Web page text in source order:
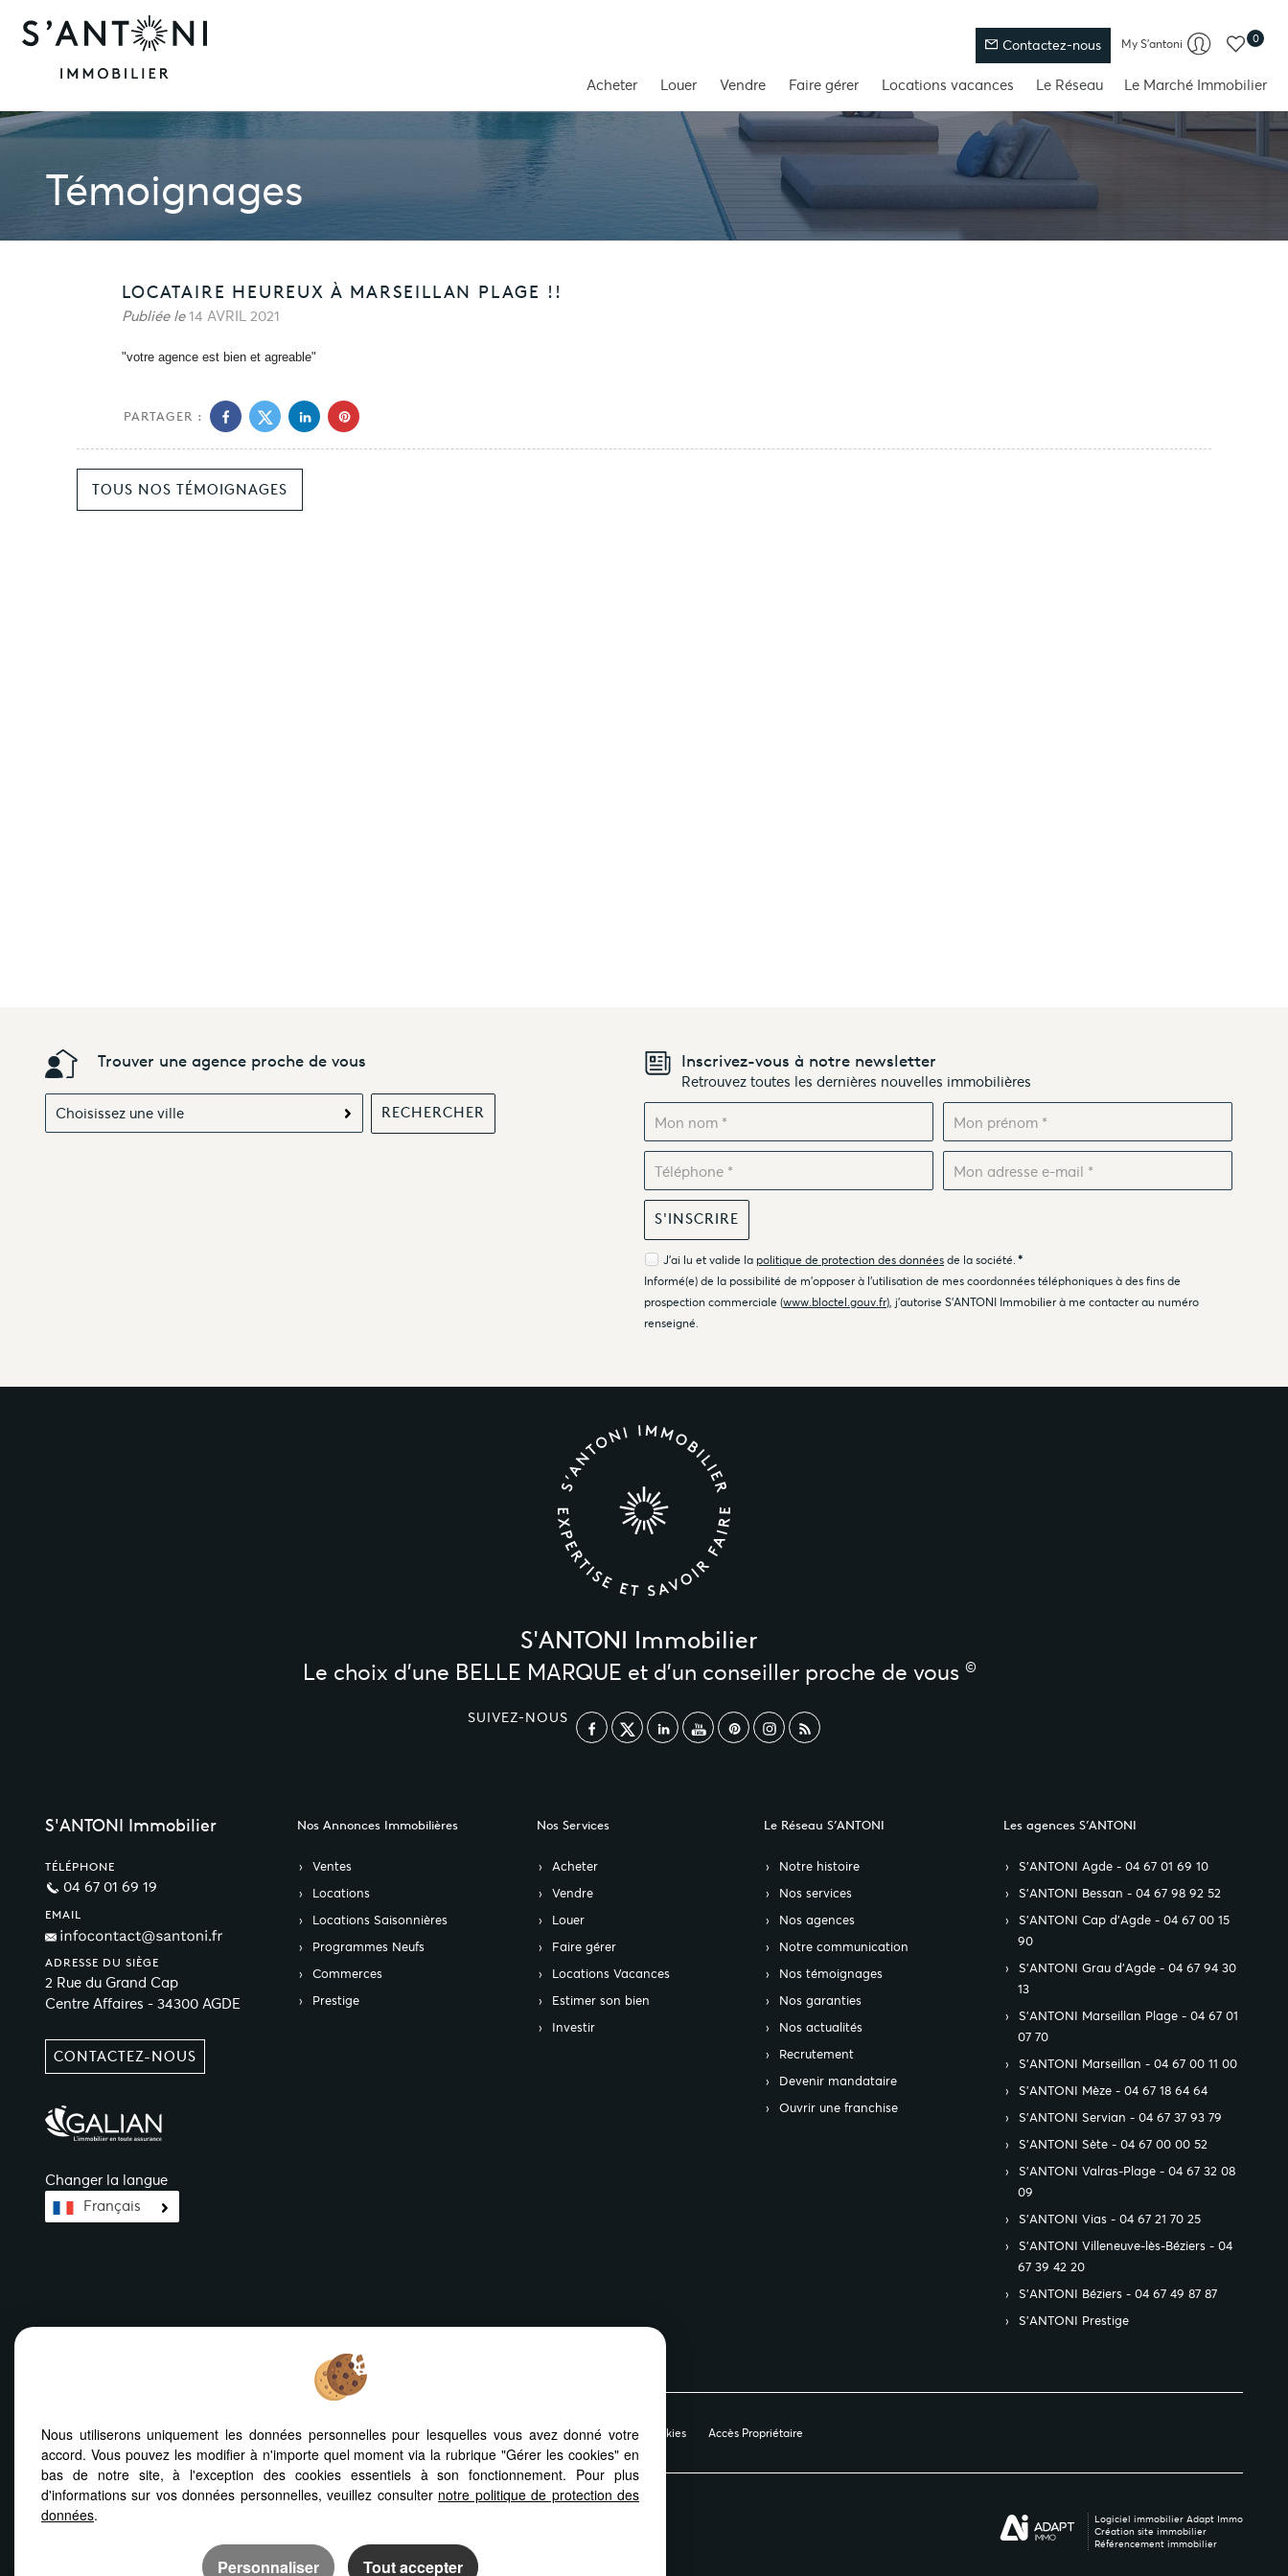
Acheter Louer Vendre Faire gérer Locations vacances Le Réseau Le Marché Immobilier
Contactez-nous My S'antoni 0
Témoignages
LOCATAIRE HEUREUX À MARSEILLAN PLAGE !!
Publiée le14 AVRIL 2021
"votre agence est bien et agreable"
PARTAGER :
TOUS NOS TÉMOIGNAGES
Trouver une agence proche de vous
Choisissez une ville
Inscrivez-vous à notre newsletter
Retrouvez toutes les dernières nouvelles immobilières
J'ai lu et valide la politique de protection des données de la société. *
Informé(e) de la possibilité de m'opposer à l'utilisation de mes coordonnées téléphoniques à des fins de
prospection commerciale (www.bloctel.gouv.fr), j'autorise S'ANTONI Immobilier à me contacter au numéro
renseigné.
S'ANTONI Immobilier
Le choix d’une BELLE MARQUE et d’un conseiller proche de vous ©
SUIVEZ-NOUS
S'ANTONI Immobilier
TÉLÉPHONE
04 67 01 69 19
EMAIL
ADRESSE DU SIÈGE
2 Rue du Grand Cap
Centre Affaires - 34300 AGDE
CONTACTEZ-NOUS
Changer la langue
Français
Nos Annonces Immobilières
Ventes
Locations
Locations Saisonnières
Programmes Neufs
Commerces
Prestige
Nos Services
Acheter
Vendre
Louer
Faire gérer
Locations Vacances
Estimer son bien
Investir
Le Réseau S’ANTONI
Notre histoire
Nos services
Nos agences
Notre communication
Nos témoignages
Nos garanties
Nos actualités
Recrutement
Devenir mandataire
Ouvrir une franchise
Les agences S’ANTONI
S’ANTONI Agde - 04 67 01 69 10
S’ANTONI Bessan - 04 67 98 92 52
S’ANTONI Cap d'Agde - 04 67 00 15
90
S’ANTONI Grau d'Agde - 04 67 94 30
13
S’ANTONI Marseillan Plage - 04 67 01
07 70
S’ANTONI Marseillan - 04 67 00 11 00
S’ANTONI Mèze - 04 67 18 64 64
S’ANTONI Servian - 04 67 37 93 79
S’ANTONI Sète - 04 67 00 00 52
S’ANTONI Valras-Plage - 04 67 32 08
09
S’ANTONI Vias - 04 67 21 70 25
S’ANTONI Villeneuve-lès-Béziers - 04
67 39 42 20
S’ANTONI Béziers - 04 67 49 87 87
S’ANTONI Prestige
Mentions Légales Notre barème d'honoraires Plan Politique de protection des données Gérer les cookies Accès Propriétaire
ou votre smartphone, notre site s’adapte automatiquement aux différents types
Logiciel immobilier Adapt Immo
Création site immobilier
Référencement immobilier
Nous utiliserons uniquement les données personnelles pour lesquelles vous avez donné votre
accord. Vous pouvez les modifier à n'importe quel moment via la rubrique "Gérer les cookies" en
bas de notre site, à l'exception des cookies essentiels à son fonctionnement. Pour plus
d'informations sur vos données personnelles, veuillez consulter notre politique de protection des
données.
Personnaliser Tout accepter